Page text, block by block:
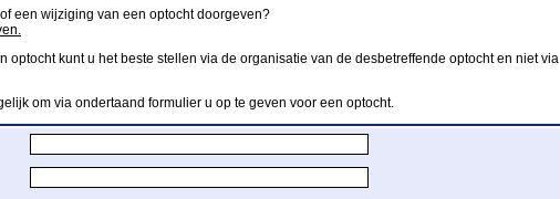
een wijziging van een optocht doorgeven?
optocht kunt u het beste stellen via de organisatie van de desbetreffende optocht en niet via
om via ondertaand formulier u op te geven voor een optocht.